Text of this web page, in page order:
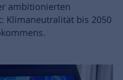
ambitionierten
Klimaneutralität bis 2050